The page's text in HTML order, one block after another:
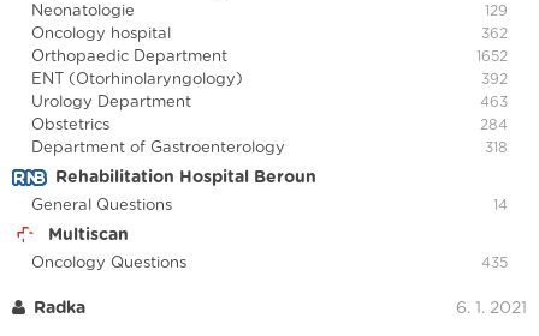
Neonatologie 129
Oncology hospital 362
Orthopaedic Department 1652
ENT (Otorhinolaryngology) 392
Urology Department 463
Obstetrics 284
Department of Gastroenterology 318
Rehabilitation Hospital Beroun
General Questions 14
Multiscan
Oncology Questions 435
Radka 6. 1. 2021